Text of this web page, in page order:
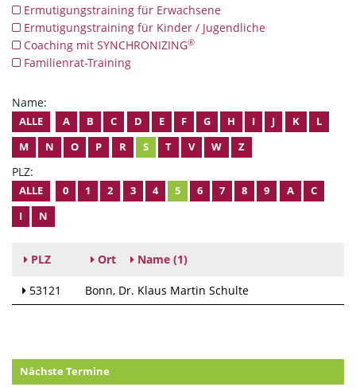
Ermutigungstraining für Erwachsene
Ermutigungstraining für Kinder / Jugendliche
Coaching mit SYNCHRONIZING®
Familienrat-Training
Name:
ALLE A B C D E F G H I J K
L
M
N O P R S T V W Z
PLZ:
ALLE 0 1 2 3 4 5 6 7 8 9 A
C
I
N
PLZ Ort Name (1)
53121 Bonn Dr. Klaus Martin Schulte
Nächste Termine